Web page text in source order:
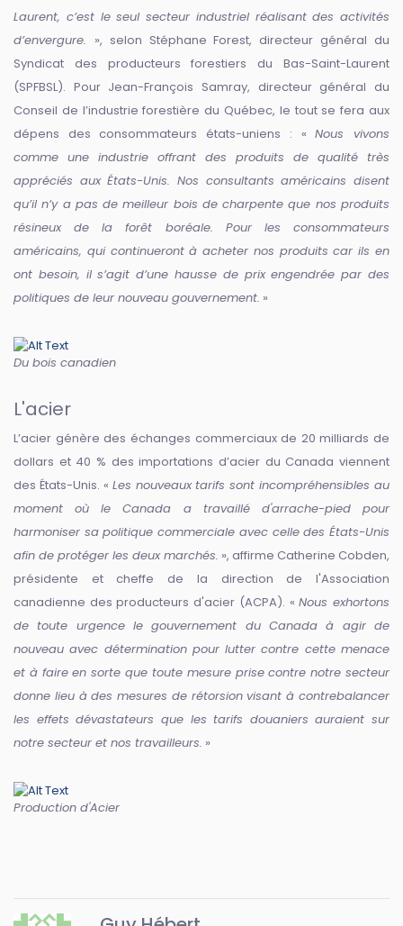
Laurent, c’est le seul secteur industriel réalisant des activités
d’envergure. », selon Stéphane Forest, directeur général du
Syndicat des producteurs forestiers du Bas-Saint-Laurent
(SPFBSL). Pour Jean-François Samray, directeur général du
Conseil de l’industrie forestière du Québec, le tout se fera aux
dépens des consommateurs états-uniens : «Nous vivons
comme une industrie offrant des produits de qualité très
appréciés aux États-Unis. Nos consultants américains disent
qu’il n’y a pas de meilleur bois de charpente que nos produits
résineux de la forêt boréale. Pour les consommateurs
américains, qui continueront à acheter nos produits car ils en
ont besoin, il s’agit d’une hausse de prix engendrée par des
politiques de leur nouveau gouvernement. »
Du bois canadien
L'acier
L’acier génère des échanges commerciaux de 20 milliards de
dollars et 40 % des importations d’acier du Canada viennent
des États-Unis. « Les nouveaux tarifs sont incompréhensibles au
moment où le Canada a travaillé d'arrache-pied pour
harmoniser sa politique commerciale avec celle des États-Unis
afin de protéger les deux marchés. », affirme Catherine Cobden,
présidente et cheffe de la direction de l'Association
canadienne des producteurs d'acier (ACPA). «Nous exhortons
de toute urgence le gouvernement du Canada à agir de
nouveau avec détermination pour lutter contre cette menace
et à faire en sorte que toute mesure prise contre notre secteur
donne lieu à des mesures de rétorsion visant à contrebalancer
les effets dévastateurs que les tarifs douaniers auraient sur
notre secteur et nos travailleurs. »
Production d'Acier